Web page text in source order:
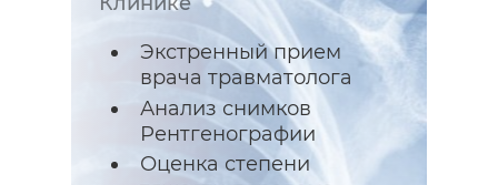
Экстренный прием
врача травматолога
Анализ снимков
Рентгенографии
Оценка степени